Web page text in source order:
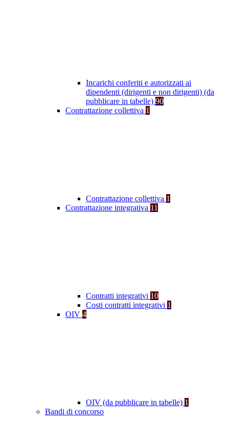
Incarichi conferiti e autorizzati ai
dipendenti (dirigenti e non dirigenti) (da
pubblicare in tabelle) 90
Contrattazione collettiva 1
Contrattazione collettiva 1
Contrattazione integrativa 11
Contratti integrativi 10
Costi contratti integrativi 1
OIV 4
OIV (da pubblicare in tabelle) 1
Bandi di concorso